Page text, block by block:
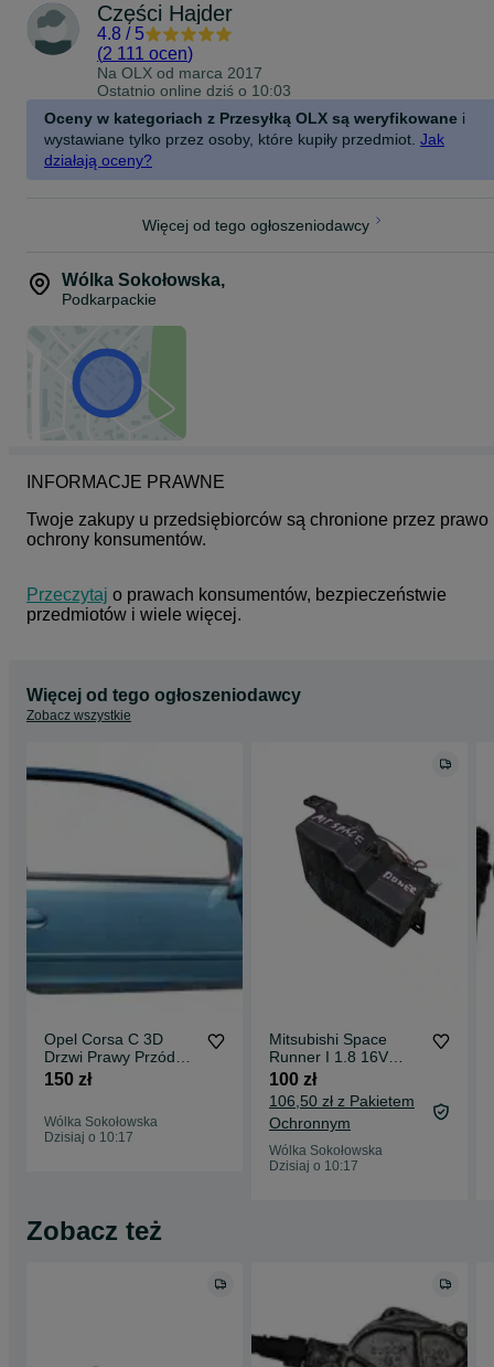
Części Hajder
4.8 / 5
(2 111 ocen)
Na OLX od marca 2017
Ostatnio online dziś o 10:03
Oceny w kategoriach z Przesyłką OLX są weryfikowane i
wystawiane tylko przez osoby, które kupiły przedmiot. Jak
działają oceny?
Więcej od tego ogłoszeniodawcy
Wólka Sokołowska,
Podkarpackie
INFORMACJE PRAWNE
Twoje zakupy u przedsiębiorców są chronione przez prawo
ochrony konsumentów.
Przeczytaj o prawach konsumentów, bezpieczeństwie
przedmiotów i wiele więcej.
Więcej od tego ogłoszeniodawcy
Zobacz wszystkie
Opel Corsa C 3D
Drzwi Prawy Przód
Prawe Przednie PP
150 zł
Wólka Sokołowska
Dzisiaj o 10:17
Mitsubishi Space
Runner I 1.8 16V
Skrzynka
Bezpieczników
100 zł
106,50 zł z Pakietem
Ochronnym
Wólka Sokołowska
Dzisiaj o 10:17
Zobacz też